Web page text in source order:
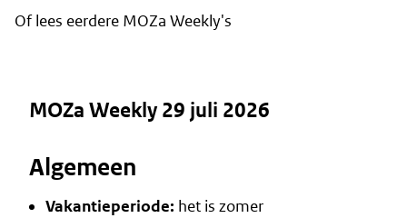
Of lees eerdere MOZa Weekly's
MOZa Weekly 29 juli 2026
Algemeen
Vakantieperiode: het is zomer